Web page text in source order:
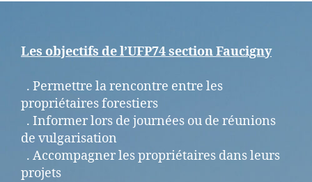
Les objectifs de l’UFP74 section Faucigny
. Permettre la rencontre entre les
propriétaires forestiers
. Informer lors de journées ou de réunions
de vulgarisation
. Accompagner les propriétaires dans leurs
projets